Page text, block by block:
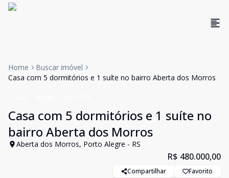
Home
Buscar imóvel
Casa com 5 dormitórios e 1 suíte no bairro Aberta dos Morros
Casa com 5 dormitórios e 1 suíte no
bairro Aberta dos Morros
Aberta dos Morros, Porto Alegre - RS
R$ 480.000,00
Compartilhar Favorito